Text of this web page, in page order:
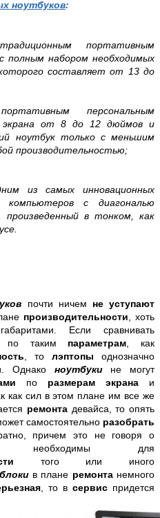
ноутбуков:
портативным
полным набором необходимых
составляет от 13 до
персональным
экрана от 8 до 12 дюймов и
ноутбук только с меньшим
производительностью;
из самых инновационных
компьютеров с диагональю
в тонком, как
почти ничем не уступают
производительности , хоть
габаритами. Если сравнивать
по таким параметрам , как
, то лэптопы однозначно
Однако ноутбуки не могут
по размерам экрана и
как сил в этом плане им все же
ремонта девайса, то опять
самостоятельно разобрать
причем это не говоря о
для
того или иного
в плане ремонта немного
, то в сервис придется